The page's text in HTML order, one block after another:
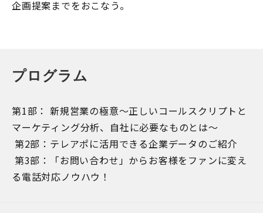
企画提案までをおこなう。
プログラム
第1部： 新規営業の極意～正しいコールスクリプトと
マーケティング分析、自社に必要なものとは～
第2部：テレアポに活用できる企業データのご紹介
第3部：「お問い合わせ」からお客様をファンに変え
る電話対応ノウハウ！